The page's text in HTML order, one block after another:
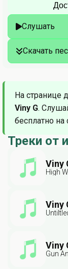
Слушать
Скачать
На странице
Viny G.
бесплатно на
Треки от
Viny
High
Viny
Viny
Gun